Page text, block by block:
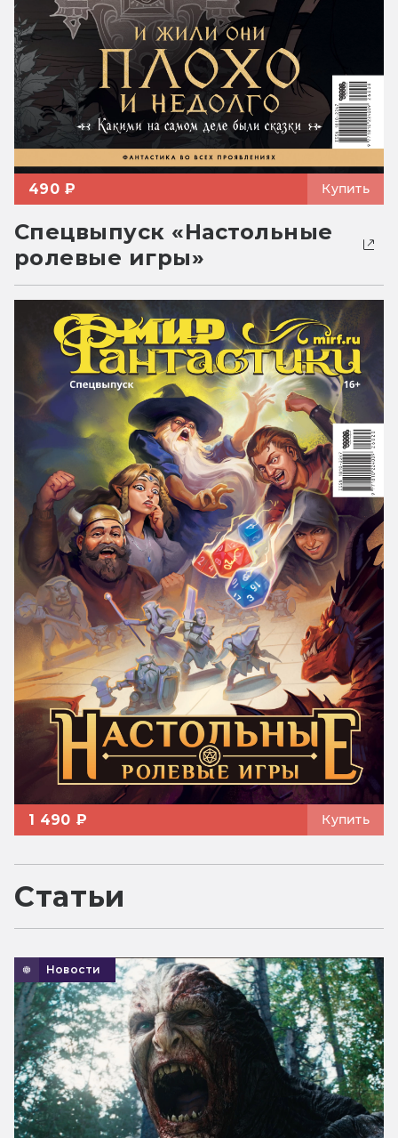
490 ₽ Купить
Спецвыпуск «Настольные
ролевые игры»
1 490 ₽ Купить
Статьи
Новости